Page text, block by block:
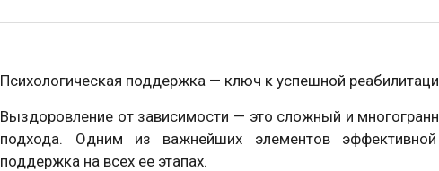
Психологическая поддержка — ключ к успешной
Выздоровление от зависимости — это сложный и
подхода. Одним из важнейших элементов эффективной
поддержка на всех ее этапах.